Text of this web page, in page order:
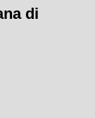
di